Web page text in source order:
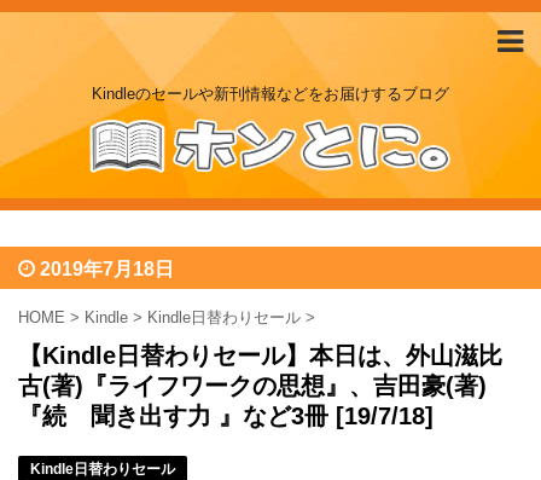
Kindleのセールや新刊情報などをお届けするブログ
2019年7月18日
HOME > Kindle > Kindle日替わりセール >
【Kindle日替わりセール】本日は、外山滋比
古(著)『ライフワークの思想』、吉田豪(著)
『続 聞き出す力 』など3冊 [19/7/18]
Kindle日替わりセール